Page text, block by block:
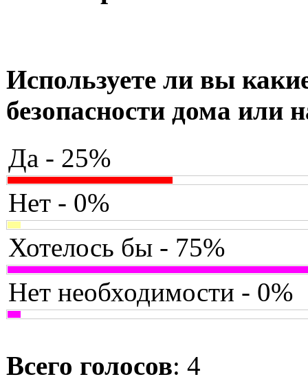
Используете ли вы
безопасности дома или
Да - 25%
Нет - 0%
Хотелось бы - 75%
Нет необходимости - 0%
Всего голосов: 4